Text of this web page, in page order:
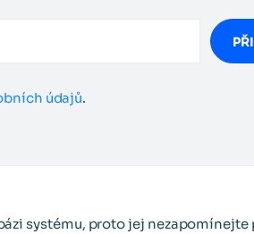
údajů.
systému, proto jej nezapomínejte